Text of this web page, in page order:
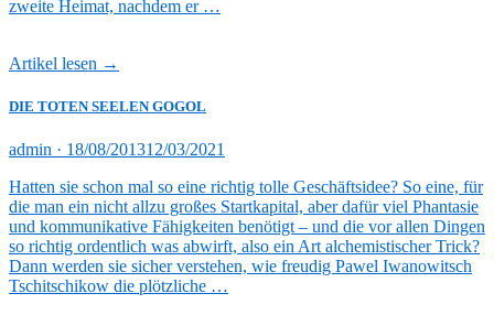
zweite Heimat, nachdem er …
Artikel lesen →
DIE TOTEN SEELEN GOGOL
admin · Veröffentlicht
18/08/201312/03/2021
Hatten sie schon mal so eine richtig tolle Geschäftsidee? So eine, für
die man ein nicht allzu großes Startkapital, aber dafür viel Phantasie
und kommunikative Fähigkeiten benötigt – und die vor allen Dingen
so richtig ordentlich was abwirft, also ein Art alchemistischer Trick?
Dann werden sie sicher verstehen, wie freudig Pawel Iwanowitsch
Tschitschikow die plötzliche …